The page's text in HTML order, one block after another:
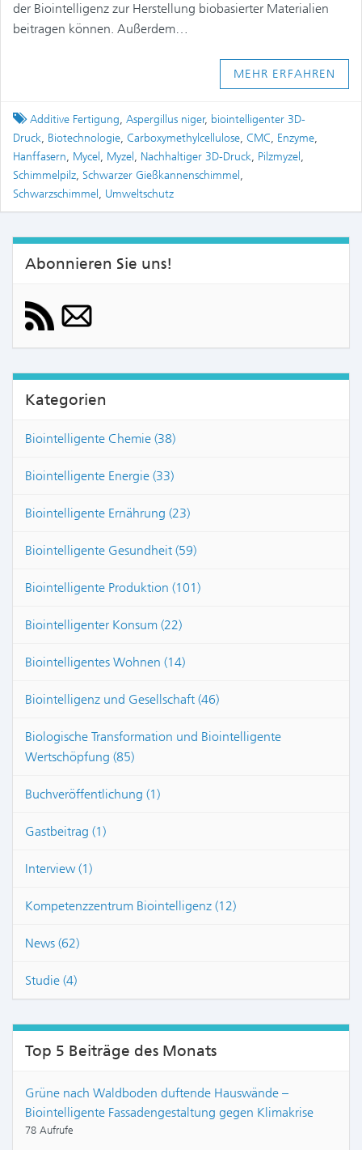
der Biointelligenz zur Herstellung biobasierter Materialien
beitragen können. Außerdem…
MEHR ERFAHREN
Tagged
Additive Fertigung, Aspergillus niger, biointelligenter 3D-
Druck, Biotechnologie, Carboxymethylcellulose, CMC, Enzyme,
Hanffasern, Mycel , Myzel , Nachhaltiger 3D-Druck, Pilzmyzel ,
Schimmelpilz, Schwarzer Gießkannenschimmel ,
Schwarzschimmel , Umweltschutz
Abonnieren Sie uns!
Kategorien
Biointelligente Chemie (38)
Biointelligente Energie (33)
Biointelligente Ernährung (23)
Biointelligente Gesundheit (59)
Biointelligente Produktion (101)
Biointelligenter Konsum (22)
Biointelligentes Wohnen (14)
Biointelligenz und Gesellschaft (46)
Biologische Transformation und Biointelligente
Wertschöpfung (85)
Buchveröffentlichung (1)
Gastbeitrag (1)
Interview (1)
Kompetenzzentrum Biointelligenz (12)
News (62)
Studie (4)
Top 5 Beiträge des Monats
Grüne nach Waldboden duftende Hauswände –
Biointelligente Fassadengestaltung gegen Klimakrise
78 Aufrufe